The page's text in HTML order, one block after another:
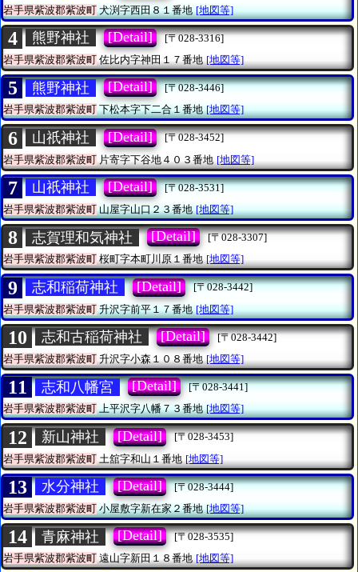
岩手県紫波郡紫波町犬渕字西田８１番地 [地図等]
4 熊野神社 [Detail]
[〒028-3316]
岩手県紫波郡紫波町 佐比内字神田１７番地 [地図等]
5 熊野神社 [Detail]
[〒028-3446]
岩手県紫波郡紫波町下松本字下二合１番地 [地図等]
6 山祇神社 [Detail]
[〒028-3452]
岩手県紫波郡紫波町 片寄字下谷地４０３番地 [地図等]
7 山祇神社 [Detail]
[〒028-3531]
岩手県紫波郡紫波町山屋字山口２３番地 [地図等]
8 志賀理和気神社 [Detail]
[〒028-3307]
岩手県紫波郡紫波町桜町字本町川原１番地 [地図等]
9 志和稲荷神社 [Detail]
[〒028-3442]
岩手県紫波郡紫波町升沢字前平１７番地 [地図等]
10 志和古稲荷神社 [Detail]
[〒028-3442]
岩手県紫波郡紫波町 升沢字小森１０８番地 [地図等]
11 志和八幡宮 [Detail]
[〒028-3441]
岩手県紫波郡紫波町上平沢字八幡７３番地 [地図等]
12 新山神社 [Detail]
[〒028-3453]
岩手県紫波郡紫波町 土舘字和山１番地 [地図等]
13 水分神社 [Detail]
[〒028-3444]
岩手県紫波郡紫波町小屋敷字新在家２番地 [地図等]
14 青麻神社 [Detail]
[〒028-3535]
岩手県紫波郡紫波町遠山字新田１８番地 [地図等]